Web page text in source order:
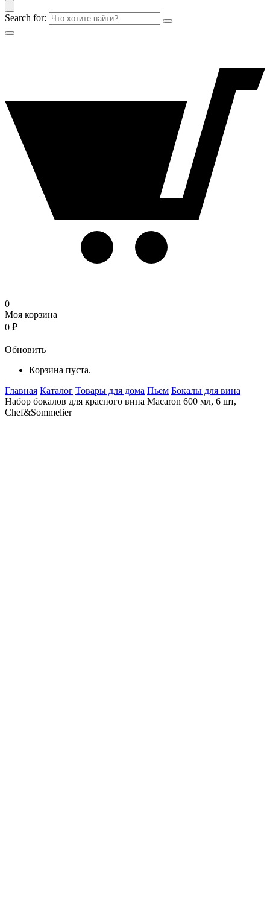
Search for:
0
Моя корзина
0 ₽
Обновить
Корзина пуста.
Главная Каталог Товары для дома Пьем Бокалы для вина
Набор бокалов для красного вина Macaron 600 мл, 6 шт,
Chef&Sommelier